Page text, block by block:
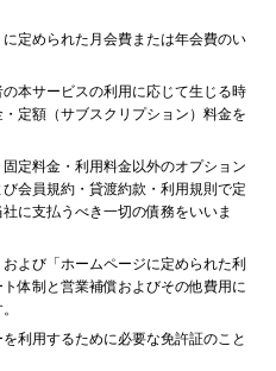
に定められた月会費または年会費のい
の本サービスの利用に応じて生じる時
定額（サブスクリプション）料金を
固定料金・利用料金以外のオプション
会員規約・貸渡約款・利用規則で定
に支払うべき一切の債務をいいま
よび「ホームページに定められた利
体制と営業補償およびその他費用に
を利用するために必要な免許証のこと